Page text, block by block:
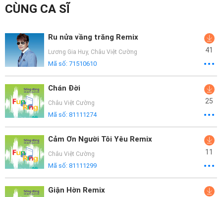
Dẫn
Funring
Doanh
Nghiệp
CÙNG CA SĨ
Ru nửa vầng trăng Remix
Lương Gia Huy, Châu Việt Cường
Mã số: 71510610
41
Chán Đời
Châu Việt Cường
Mã số: 81111274
25
Cảm Ơn Người Tôi Yêu Remix
Châu Việt Cường
Mã số: 81111299
11
Giận Hờn Remix